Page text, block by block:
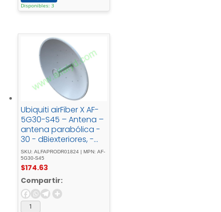
Disponibles: 3
Ubiquiti airFiber X AF-
5G30-S45 – Antena –
antena parabólica -
30 - dBiexteriores, -
montaje - en - poste
SKU: ALFAPRODR01824 | MPN: AF-
5G30-S45
$174.63
Compartir: